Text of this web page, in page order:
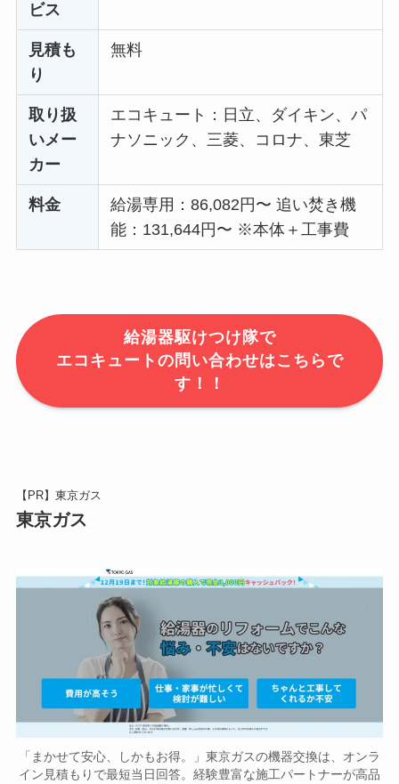
ビス
見積も
り
無料
取り扱
いメー
カー
エコキュート：日立、ダイキン、パ
ナソニック、三菱、コロナ、東芝
料金
給湯専用：86,082円〜 追い焚き機
能：131,644円〜 ※本体＋工事費
給湯器駆けつけ隊で
エコキュートの問い合わせはこちらで
す！！
【PR】東京ガス
東京ガス
「まかせて安心、しかもお得。」東京ガスの機器交換は、オンラ
イン見積もりで最短当日回答。経験豊富な施工パートナーが高品